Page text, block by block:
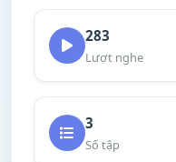
283
Lượt nghe
3
Số tập